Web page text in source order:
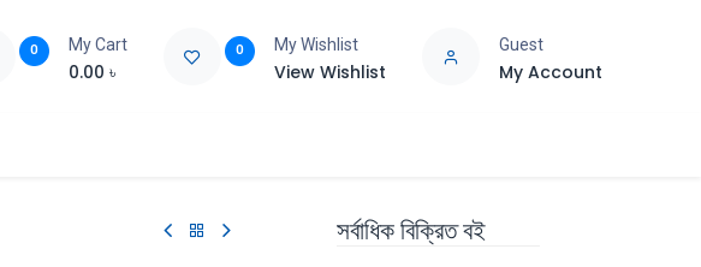
0 My Cart
0.00 ৳
0 My Wishlist
View Wishlist
Guest
My Account
সর্বাধিক বিক্রিত বই